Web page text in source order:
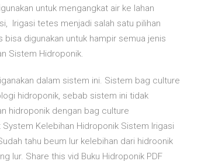
untuk mengangkat air ke lahan
Irigasi tetes menjadi salah satu pilihan
digunakan untuk hampir semua jenis
Sistem Hidroponik.
dalam sistem ini. Sistem bag culture
hidroponik, sebab sistem ini tidak
hidroponik dengan bag culture
Kelebihan Hidroponik Sistem Irigasi
tahu beum lur kelebihan dari hidroonik
lur. Share this vid Buku Hidroponik PDF